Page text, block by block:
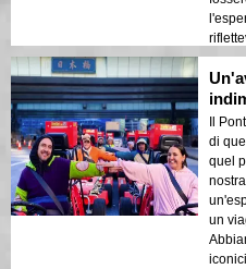
che
tour a
Il
di
quel
un